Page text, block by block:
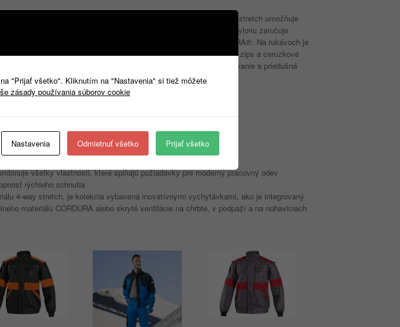
kontrastnými farebnými a reflexnými doplnkami. Konštrukcia 4-way stretch umožňuje
smeroch a tým aj jednoduchý a voľný pohyb. Vysoké percento nylonu zaručuje
exponovaných miestach vybavená doplnkami z materiálu CORDURA®. Na rukávoch je
vrecká na zips (z toho dve sú skryté) a tiež dve bočné vrecká na zips a ceruzkové
pod rukávmi a v zadnej časti je ventilácia pre lepšie odvetrávanie a priedušná
elastan.
všetky vlastnosti, které spĺňajú požiadavky pre moderný pracovný odev
rýchleho schnutia
4-way stretch, je kolekcia vybavená inovatívnymi vychytávkami, ako je integrovaný
materiálu CORDURA alebo skryté ventilácie na chrbte, v podpaží a na nohaviciach
"Prijať všetko". Kliknutím na "Nastavenia" si tiež môžete
zásady používania súborov cookie
Nastavenia Odmietnuť všetko Prijať všetko